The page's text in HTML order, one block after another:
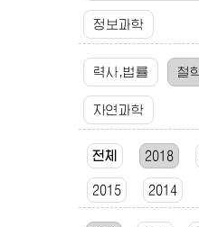
정보과학
력사,법률 철
자연과학
전체 2018
2015 2014